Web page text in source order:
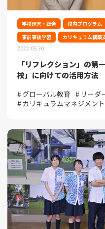
学校運営・総合 校内プログラム
事前事後学習
カリキュラム構築
2022.05.30
「リフレクション」の第
校」に向けての活用方法
グローバル教育 リーダ
カリキュラムマネジメント